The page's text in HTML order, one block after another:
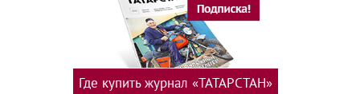
Где купить журнал «ТАТАРСТАН»